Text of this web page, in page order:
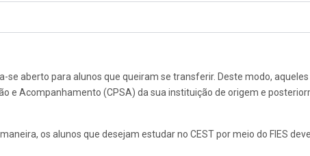
aberto para alunos que queiram se transferir. Deste modo,
e Acompanhamento (CPSA) da sua instituição de origem e
os alunos que desejam estudar no CEST por meio do FIES